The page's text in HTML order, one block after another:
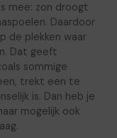
mee: zon droogt
Daardoor
de plekken waar
Dat geeft
sommige
trekt een te
is. Dan heb je
mogelijk ook